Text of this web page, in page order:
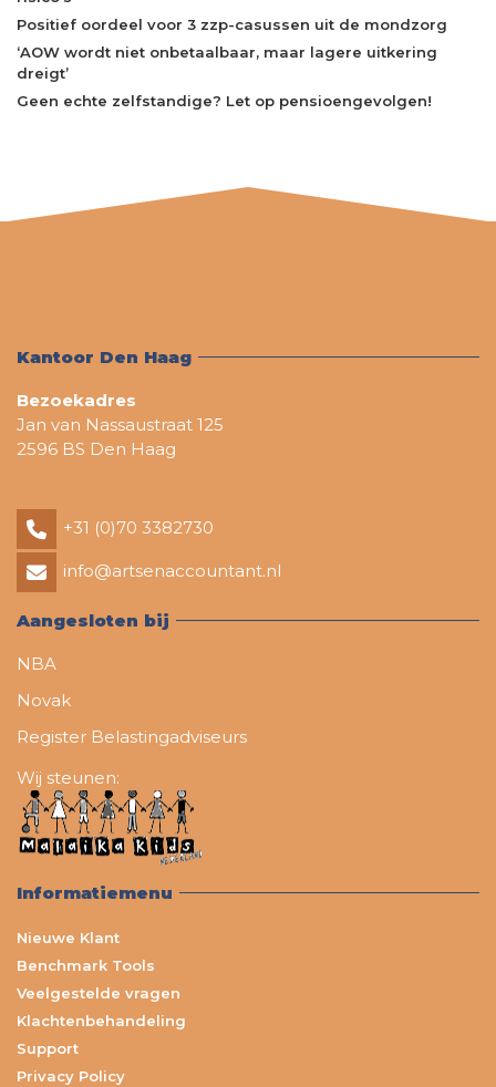
Positief oordeel voor 3 zzp-casussen uit de mondzorg
‘AOW wordt niet onbetaalbaar, maar lagere uitkering
dreigt’
Geen echte zelfstandige? Let op pensioengevolgen!
Kantoor Den Haag
Bezoekadres
Jan van Nassaustraat 125
2596 BS Den Haag
+31 (0)70 3382730
info@artsenaccountant.nl
Aangesloten bij
NBA
Novak
Register Belastingadviseurs
Wij steunen:
Informatiemenu
Nieuwe Klant
Benchmark Tools
Veelgestelde vragen
Klachtenbehandeling
Support
Privacy Policy